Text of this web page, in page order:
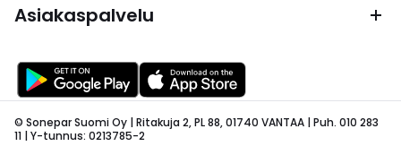
Asiakaspalvelu
© Sonepar Suomi Oy | Ritakuja 2, PL 88, 01740 VANTAA | Puh. 010 283
11 | Y-tunnus: 0213785-2